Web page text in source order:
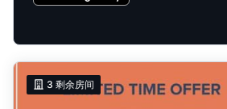
3 剩余房间